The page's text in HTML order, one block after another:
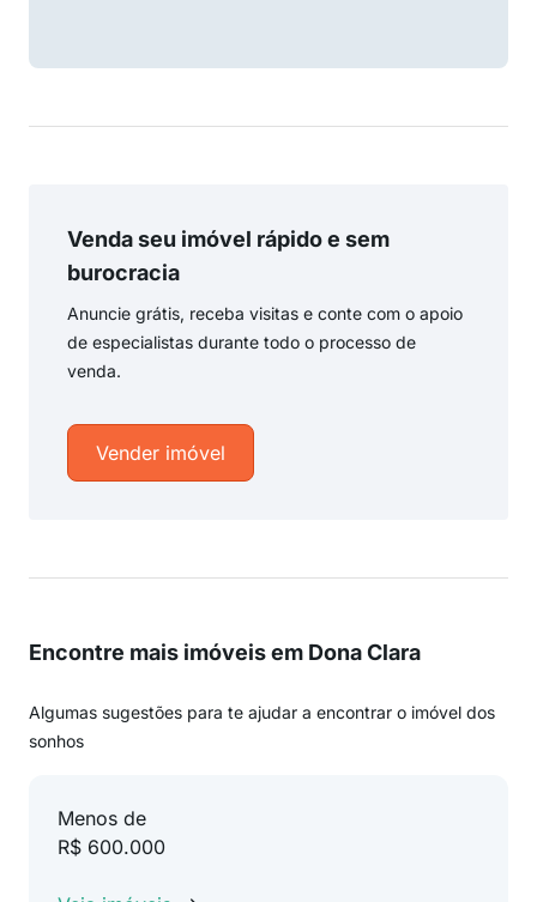
Venda seu imóvel rápido e sem
burocracia
Anuncie grátis, receba visitas e conte com o apoio
de especialistas durante todo o processo de
venda.
Vender imóvel
Encontre mais imóveis em Dona Clara
Algumas sugestões para te ajudar a encontrar o imóvel dos
sonhos
Menos de
R$ 600.000